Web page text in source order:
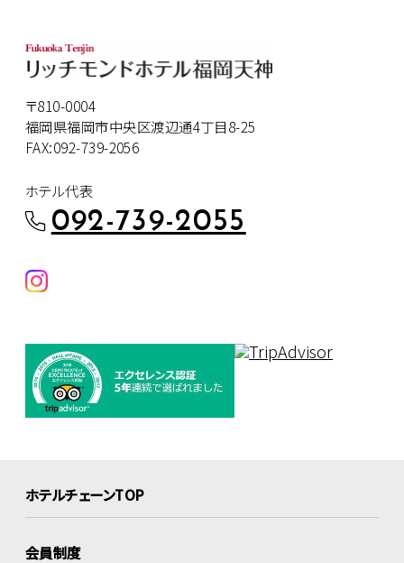
〒810-0004
福岡県福岡市中央区渡辺通4丁目8-25
FAX:092-739-2056
ホテル代表
092-739-2055
ホテルチェーンTOP
会員制度